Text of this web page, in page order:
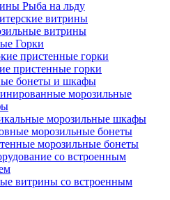
Рыба на льду
витрины
витрины
Горки
пристенные горки
пристенные горки
бонеты и шкафы
морозильные
морозильные шкафы
морозильные бонеты
морозильные бонеты
со встроенным
витрины со встроенным